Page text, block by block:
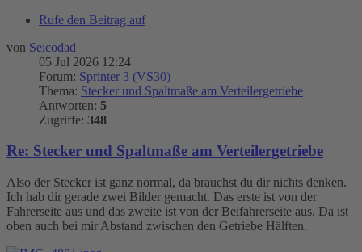
Rufe den Beitrag auf
von Seicodad
05 Jul 2026 12:24
Forum: Sprinter 3 (VS30)
Thema: Stecker und Spaltmaße am Verteilergetriebe
Antworten: 5
Zugriffe: 348
Re: Stecker und Spaltmaße am Verteilergetriebe
Also der Stecker ist ganz normal, da brauchst du dir nichts denken.
Ich hab dir gerade zwei Bilder gemacht. Das erste ist von der
Fahrerseite aus und das zweite ist von der Beifahrerseite aus. Da ist
oben auch bei mir Abstand zwischen den Getriebe Hälften.